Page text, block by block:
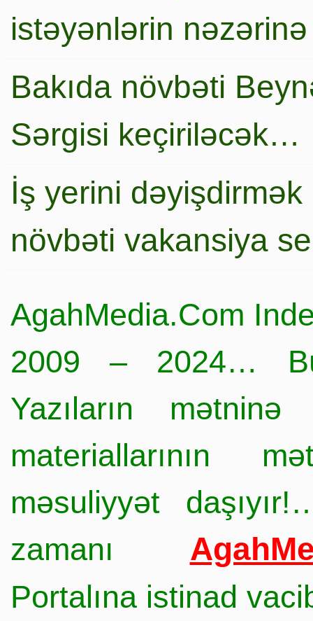
istəyənlərin nəzərinə
Bakıda növbəti
Sərgisi keçiriləcək…
İş yerini
növbəti vakansiya
AgahMedia.Com
2009 – 2024…
Yazıların
materiallarının
məsuliyyət
zamanı
Portalına istinad